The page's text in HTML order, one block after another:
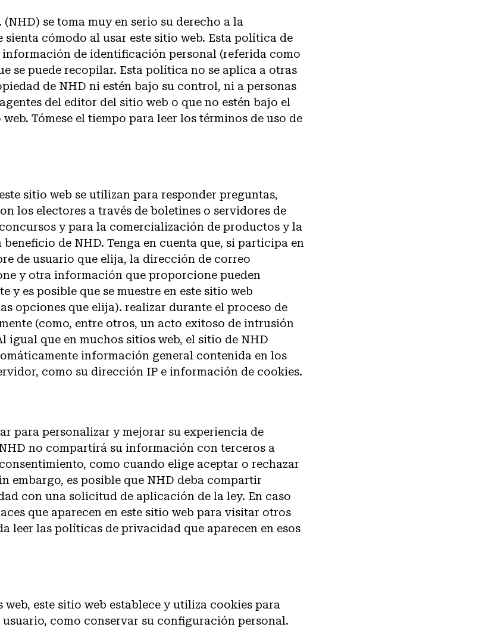
se toma muy en serio su derecho a la
cómodo al usar este sitio web. Esta política de
de identificación personal (referida como
se puede recopilar. Esta política no se aplica a otras
de NHD ni estén bajo su control, ni a personas
del editor del sitio web o que no estén bajo el
Tómese el tiempo para leer los términos de uso de
sitio web se utilizan para responder preguntas,
los electores a través de boletines o servidores de
y para la comercialización de productos y la
de NHD. Tenga en cuenta que, si participa en
de usuario que elija, la dirección de correo
y otra información que proporcione pueden
y es posible que se muestre en este sitio web
opciones que elija). realizar durante el proceso de
(como, entre otros, un acto exitoso de intrusión
igual que en muchos sitios web, el sitio de NHD
información general contenida en los
como su dirección IP e información de cookies.
para personalizar y mejorar su experiencia de
no compartirá su información con terceros a
como cuando elige aceptar o rechazar
embargo, es posible que NHD deba compartir
con una solicitud de aplicación de la ley. En caso
que aparecen en este sitio web para visitar otros
leer las políticas de privacidad que aparecen en esos
este sitio web establece y utiliza cookies para
como conservar su configuración personal.